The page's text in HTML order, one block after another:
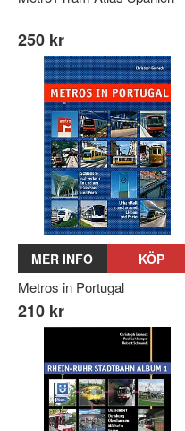
250 kr
MER INFO KÖP
Metros in Portugal
210 kr